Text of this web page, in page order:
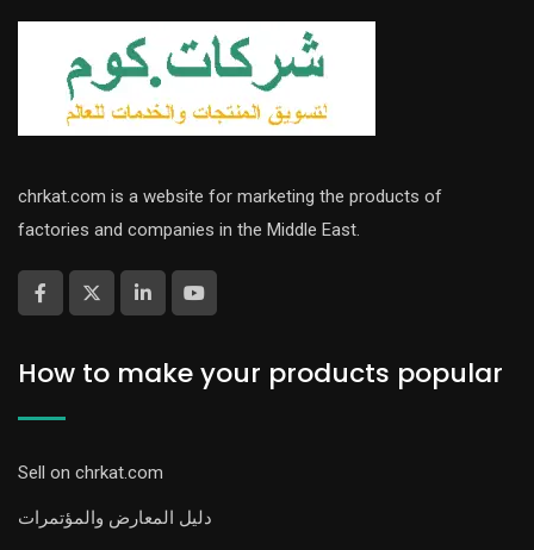
chrkat.com is a website for marketing the products of
factories and companies in the Middle East.
How to make your products popular
Sell on chrkat.com
دليل المعارض والمؤتمرات